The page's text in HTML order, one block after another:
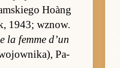
Hoàng
1943; wznow.
la femme d’un
Pa­